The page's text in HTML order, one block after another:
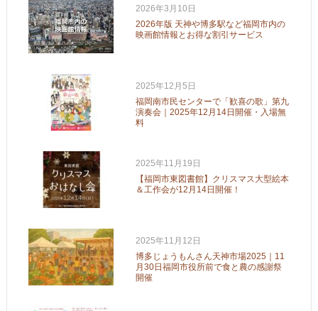
2026年3月10日
2026年版 天神や博多駅など福岡市内の
映画館情報とお得な割引サービス
2025年12月5日
福岡南市民センターで「歓喜の歌」第九
演奏会｜2025年12月14日開催・入場無
料
2025年11月19日
【福岡市東図書館】クリスマス大型絵本
＆工作会が12月14日開催！
2025年11月12日
博多じょうもんさん天神市場2025｜11
月30日福岡市役所前で食と農の感謝祭
開催